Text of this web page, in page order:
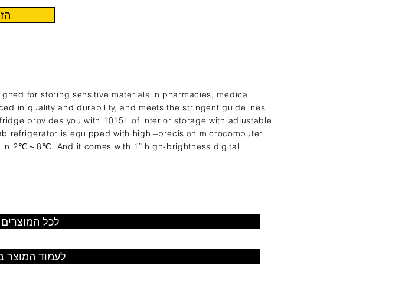
for storing sensitive materials in pharmacies, medical
in quality and durability, and meets the stringent guidelines
provides you with 1015L of interior storage with adjustable
refrigerator is equipped with high –precision microcomputer
2℃～8℃. And it comes with 1” high-brightness digital
לכל
לעמוד המוצר